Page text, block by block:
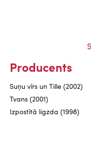
Producents
Suņu vīrs un Tille (2002)
Tvans (2001)
Izpostītā ligzda (1998)